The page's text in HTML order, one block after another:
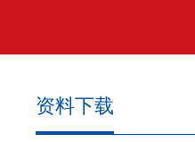
资料下载